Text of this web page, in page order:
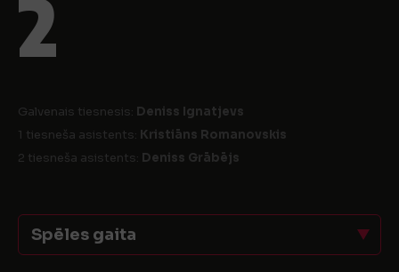
2
Galvenais tiesnesis: Deniss Ignatjevs
1 tiesneša asistents: Kristiāns Romanovskis
2 tiesneša asistents: Deniss Grābējs
Spēles gaita